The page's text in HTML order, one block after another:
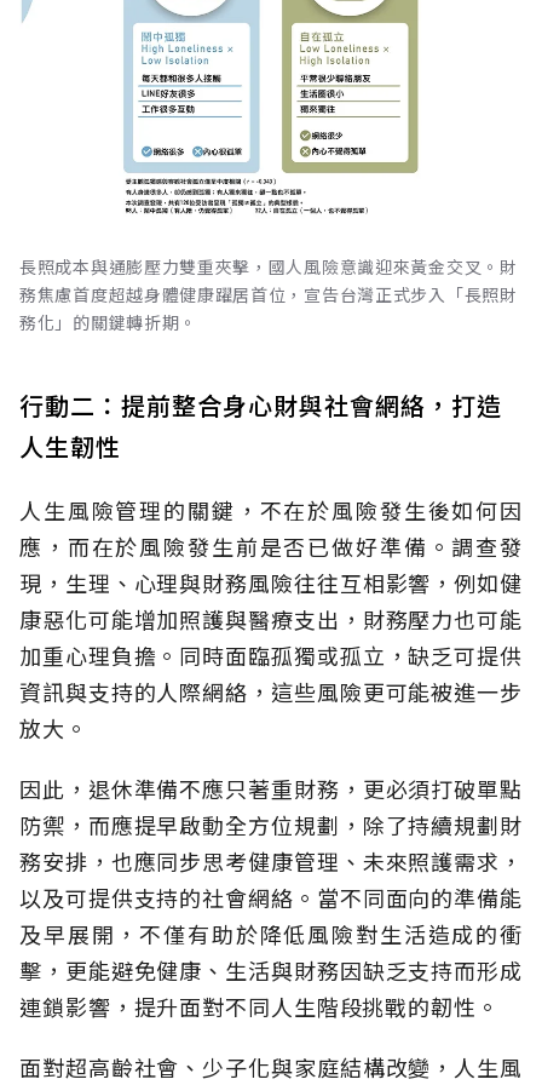
長照成本與通膨壓力雙重夾擊，國人風險意識迎來黃金交叉。財
務焦慮首度超越身體健康躍居首位，宣告台灣正式步入「長照財
務化」的關鍵轉折期。
行動二：提前整合身心財與社會網絡，打造
人生韌性
人生風險管理的關鍵，不在於風險發生後如何因
應，而在於風險發生前是否已做好準備。調查發
現，生理、心理與財務風險往往互相影響，例如健
康惡化可能增加照護與醫療支出，財務壓力也可能
加重心理負擔。同時面臨孤獨或孤立，缺乏可提供
資訊與支持的人際網絡，這些風險更可能被進一步
放大。
因此，退休準備不應只著重財務，更必須打破單點
防禦，而應提早啟動全方位規劃，除了持續規劃財
務安排，也應同步思考健康管理、未來照護需求，
以及可提供支持的社會網絡。當不同面向的準備能
及早展開，不僅有助於降低風險對生活造成的衝
擊，更能避免健康、生活與財務因缺乏支持而形成
連鎖影響，提升面對不同人生階段挑戰的韌性。
面對超高齡社會、少子化與家庭結構改變，人生風